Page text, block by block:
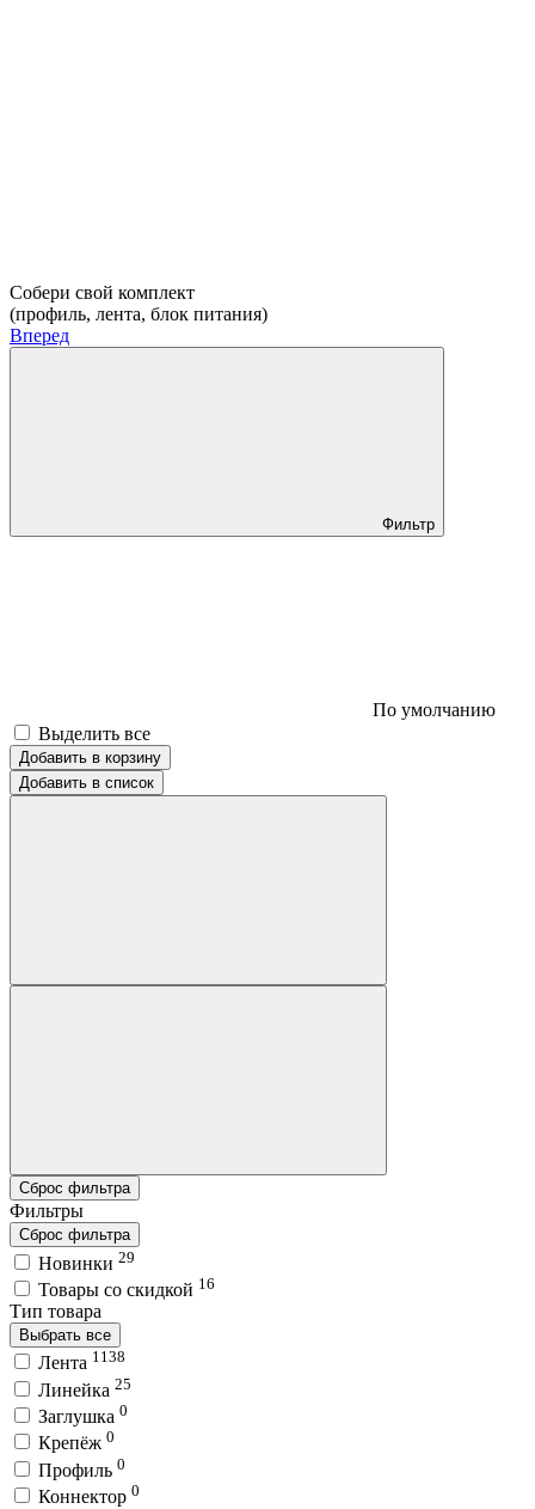
Собери свой комплект
(профиль, лента, блок питания)
Вперед
Фильтр
По умолчанию
Выделить все
Добавить в корзину
Добавить в список
Сброс фильтра
Фильтры
Сброс фильтра
Новинки 29
Товары со скидкой 16
Тип товара
Выбрать все
Лента 1138
Линейка 25
Заглушка 0
Крепёж 0
Профиль 0
Коннектор 0